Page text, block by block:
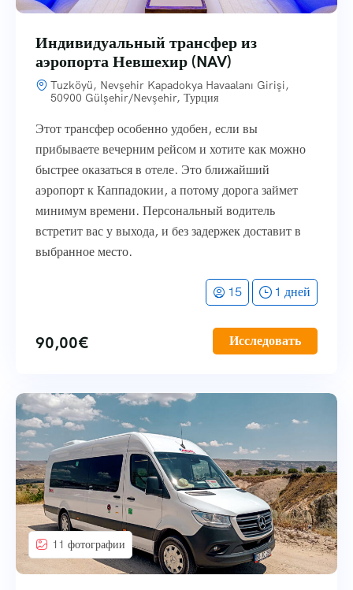
Индивидуальный трансфер из
аэропорта Невшехир (NAV)
Tuzköyü, Nevşehir Kapadokya Havaalanı Girişi,
50900 Gülşehir/Nevşehir, Турция
Этот трансфер особенно удобен, если вы
прибываете вечерним рейсом и хотите как можно
быстрее оказаться в отеле. Это ближайший
аэропорт к Каппадокии, а потому дорога займет
минимум времени. Персональный водитель
встретит вас у выхода, и без задержек доставит в
выбранное место.
15 1 дней
90,00€ Исследовать
11 фотографии